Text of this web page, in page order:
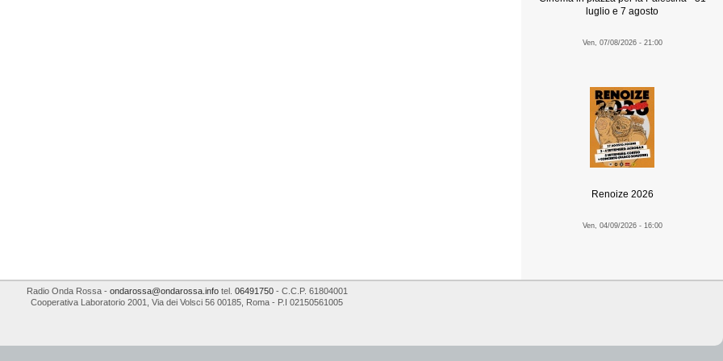
luglio e 7 agosto
Ven, 07/08/2026 - 21:00
Renoize 2026
Ven, 04/09/2026 - 16:00
Radio Onda Rossa- ondarossa@ondarossa.infotel. 06491750- C.C.P. 61804001
Cooperativa Laboratorio 2001
Via dei Volsci 56 00185 Roma - P.I 02150561005